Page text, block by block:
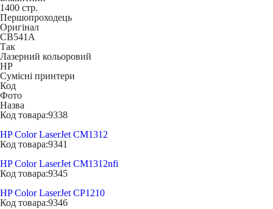
1400 стр.
Першопроходець
Оригінал
CB541A
Так
Лазерний кольоровий
HP
Сумісні принтери
Код
Фото
Назва
Код товара:9338
HP Color LaserJet CM1312
Код товара:9341
HP Color LaserJet CM1312nfi
Код товара:9345
HP Color LaserJet CP1210
Код товара:9346